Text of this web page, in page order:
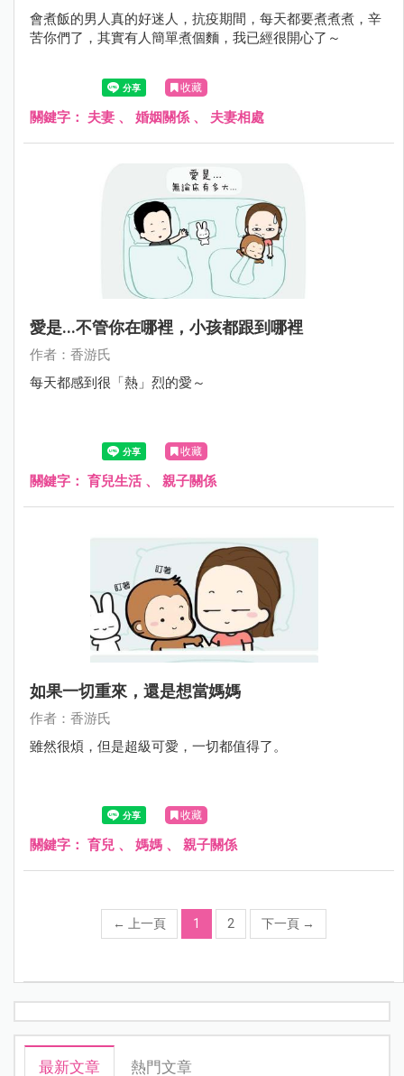
會煮飯的男人真的好迷人，抗疫期間，每天都要煮煮煮，辛
苦你們了，其實有人簡單煮個麵，我已經很開心了～
收藏
關鍵字： 夫妻 、 婚姻關係 、 夫妻相處
愛是...不管你在哪裡，小孩都跟到哪裡
作者：香游氏
每天都感到很「熱」烈的愛～
收藏
關鍵字： 育兒生活、 親子關係
如果一切重來，還是想當媽媽
作者：香游氏
雖然很煩，但是超級可愛，一切都值得了。
收藏
關鍵字： 育兒 、 媽媽 、 親子關係
← 上一頁 1 2 下一頁 →
最新文章 熱門文章